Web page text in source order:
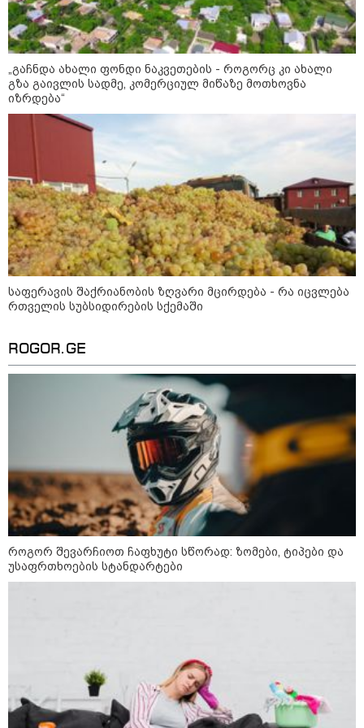
იწყება
მოწყობილობაზე შეერთების
"ამ სიტყვებზე პასუხს ვაგებ!" - რას
ამბობს აფხაზეთის ომის ვეტერანი
მალხაზ თოფურია გიორგი
ბარამიძეზე?
კადრები" - რა კადრებს აქვეყნებს
კობა ახალაძე მლეთიდან, სადაც
"გაცნობებთ, რომ მე და ადვოკატი
მარიამ დურგლიშვილი ამიერიდან
აღარ გავაგრძელებთ გიორგი
ჭიღლაძის ინტერესების დაცვას" -
ადვოკატი ლაშა კაპანაძე
განცხადებას ავრცელებს
მსოფლიო
„გაჩნდა ახალი ფონდი ნაკვეთების - როგორც კი ახალი
გზა გაივლის სადმე, კომერციულ მიწაზე მოთხოვნა
იზრდება“
საფერავის შაქრიანობის ზღვარი მცირდება - რა იცვლება
რთველის სუბსიდირების სქემაში
ROGOR.GE
როგორ შევარჩიოთ ჩაფხუტი სწორად: ზომები, ტიპები და
უსაფრთხოების სტანდარტები